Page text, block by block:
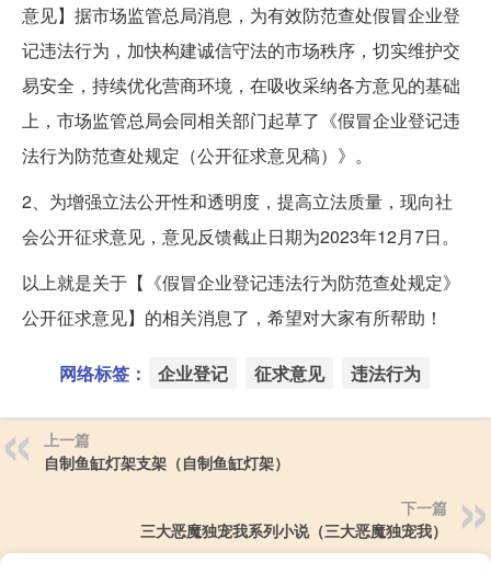
意见】据市场监管总局消息，为有效防范查处假冒企业登
记违法行为，加快构建诚信守法的市场秩序，切实维护交
易安全，持续优化营商环境，在吸收采纳各方意见的基础
上，市场监管总局会同相关部门起草了《假冒企业登记违
法行为防范查处规定（公开征求意见稿）》。
2、为增强立法公开性和透明度，提高立法质量，现向社
会公开征求意见，意见反馈截止日期为2023年12月7日。
以上就是关于【《假冒企业登记违法行为防范查处规定》
公开征求意见】的相关消息了，希望对大家有所帮助！
网络标签： 企业登记 征求意见 违法行为
上一篇
自制鱼缸灯架支架（自制鱼缸灯架）
下一篇
三大恶魔独宠我系列小说（三大恶魔独宠我）